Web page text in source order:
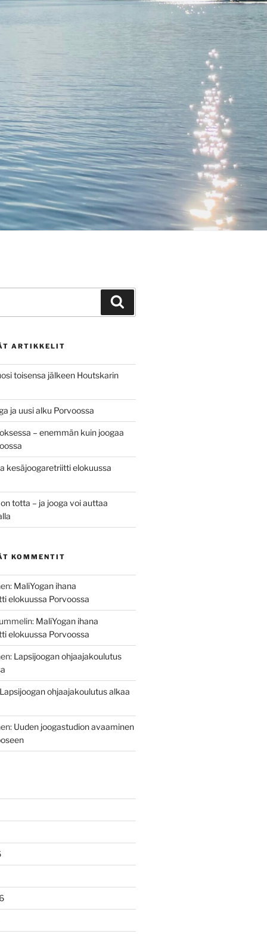
ARTIKKELIT
toisensa jälkeen Houtskarin
ja uusi alku Porvoossa
– enemmän kuin joogaa
kesäjoogaretriitti elokuussa
totta – ja jooga voi auttaa
KOMMENTIT
: MaliYogan ihana
elokuussa Porvoossa
: MaliYogan ihana
elokuussa Porvoossa
: Lapsijoogan ohjaajakoulutus
Lapsijoogan ohjaajakoulutus alkaa
: Uuden joogastudion avaaminen